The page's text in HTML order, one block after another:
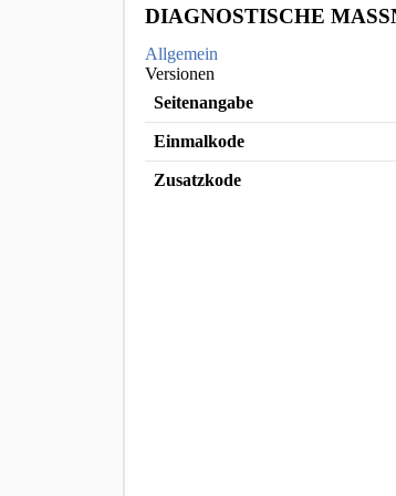
DIAGNOSTISCHE
Allgemein
Versionen
Seitenangabe
Einmalkode
Zusatzkode